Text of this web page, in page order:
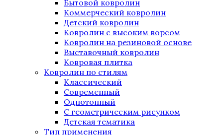
Бытовой ковролин
Коммерческий ковролин
Детский ковролин
Ковролин с высоким ворсом
Ковролин на резиновой основе
Выставочный ковролин
Ковровая плитка
Ковролин по стилям
Классический
Современный
Однотонный
С геометрическим рисунком
Детская тематика
Тип применения